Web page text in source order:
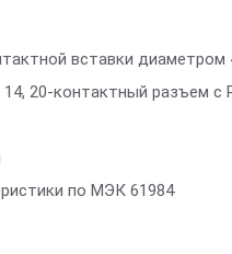
вставки диаметром
20-контактный разъем с
по МЭК 61984